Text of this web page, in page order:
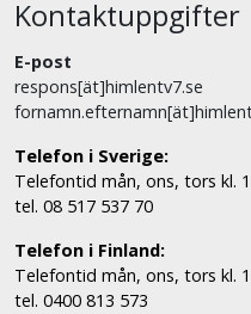
Kontaktuppgifter
E-post
respons[ät]himlentv7.se
Telefon i Sverige:
Telefontid mån, ons, tors kl.
tel. 08 517 537 70
Telefon i Finland:
Telefontid mån, ons, tors kl.
tel. 0400 813 573